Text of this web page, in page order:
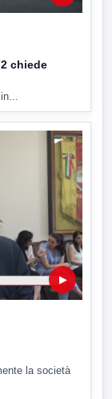
chiede
▶
la società